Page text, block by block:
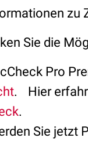
zu
Sie die
Pro
. Hier
.
Sie jetzt